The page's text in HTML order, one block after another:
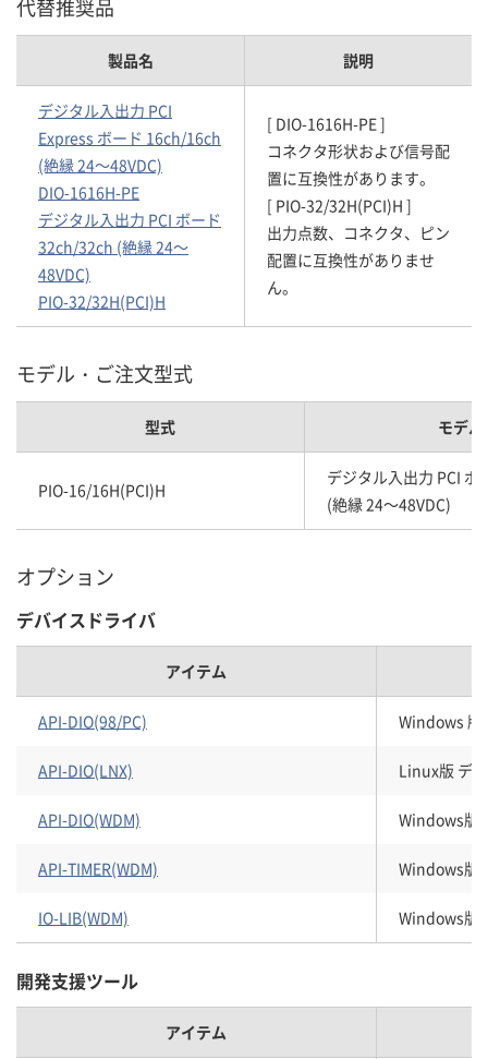
代替推奨品
製品名 説明
デジタル入出力 PCI
Express ボード 16ch/16ch
(絶縁 24～48VDC)
DIO-1616H-PE
デジタル入出力 PCI ボード
32ch/32ch (絶縁 24～
48VDC)
PIO-32/32H(PCI)H
[ DIO-1616H-PE ]
コネクタ形状および信号配
置に互換性があります。
[ PIO-32/32H(PCI)H ]
出力点数、コネクタ、ピン
配置に互換性がありませ
ん。
モデル・ご注文型式
型式 モデル
PIO-16/16H(PCI)H
デジタル入出力 PCI
(絶縁 24～48VDC)
オプション
デバイスドライバ
アイテム
API-DIO(98/PC) Windows 版
API-DIO(LNX) Linux版 デ
API-DIO(WDM) Windows版
API-TIMER(WDM) Windows版
IO-LIB(WDM) Windows版
開発支援ツール
アイテム